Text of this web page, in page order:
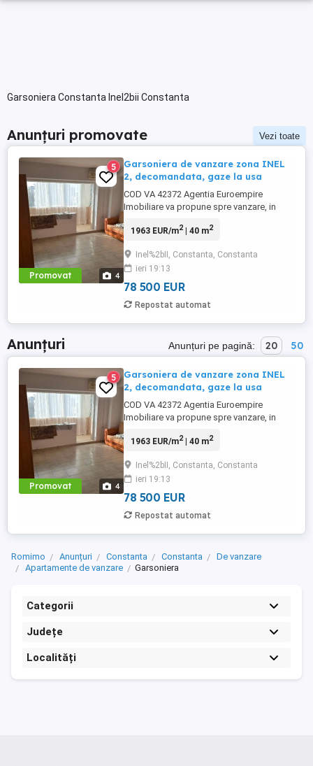
Garsoniera Constanta Inel2bii Constanta
Anunțuri promovate Vezi toate
Promovat 4
5
Garsoniera de vanzare zona INEL
2, decomandata, gaze la usa
COD VA 42372 Agentia Euroempire
Imobiliare va propune spre vanzare, in
decomandata, avand suprafata de 40 mp
izolata exterior, gaze la usa, necesita
renovare..Garsoniera se vinde la pretul de
78.500 Euro.Pentru mai multe detalii ...
1963 EUR/m2| 40 m2
Inel%2bII, Constanta, Constanta
ieri 19:13
78 500 EUR
Repostat automat
Anunțuri Anunțuri pe pagină: 20 50
Promovat 4
5
Garsoniera de vanzare zona INEL
2, decomandata, gaze la usa
COD VA 42372 Agentia Euroempire
Imobiliare va propune spre vanzare, in
decomandata, avand suprafata de 40 mp
izolata exterior, gaze la usa, necesita
renovare..Garsoniera se vinde la pretul de
78.500 Euro.Pentru mai multe detalii ...
1963 EUR/m2| 40 m2
Inel%2bII, Constanta, Constanta
ieri 19:13
78 500 EUR
Repostat automat
Romimo Anunțuri Constanta Constanta
De vanzare
Apartamente de vanzare
Garsoniera
Categorii
Județe
Localități